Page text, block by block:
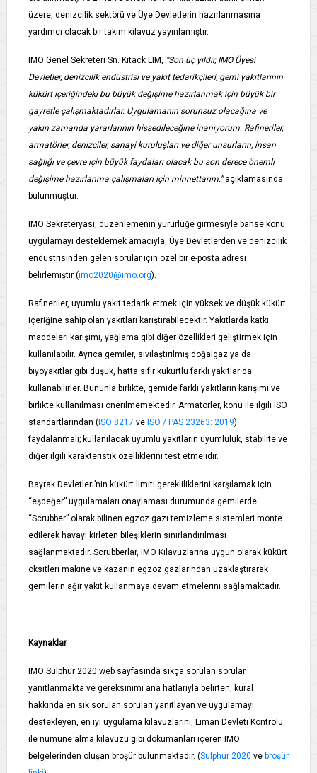
üzere, denizcilik sektörü ve Üye Devletlerin hazırlanmasına
yardımcı olacak bir takım kılavuz yayınlamıştır.
IMO Genel Sekreteri Sn. Kitack LIM, “Son üç yıldır, IMO Üyesi
Devletler, denizcilik endüstrisi ve yakıt tedarikçileri, gemi yakıtlarının
kükürt içeriğindeki bu büyük değişime hazırlanmak için büyük bir
gayretle çalışmaktadırlar. Uygulamanın sorunsuz olacağına ve
yakın zamanda yararlarının hissedileceğine inanıyorum. Rafineriler,
armatörler, denizciler, sanayi kuruluşları ve diğer unsurların, insan
sağlığı ve çevre için büyük faydaları olacak bu son derece önemli
değişime hazırlanma çalışmaları için minnettarım.”açıklamasında
bulunmuştur.
IMO Sekreteryası, düzenlemenin yürürlüğe girmesiyle bahse konu
uygulamayı desteklemek amacıyla, Üye Devletlerden ve denizcilik
endüstrisinden gelen sorular için özel bir e-posta adresi
belirlemiştir (imo2020@imo.org).
Rafineriler, uyumlu yakıt tedarik etmek için yüksek ve düşük kükürt
içeriğine sahip olan yakıtları karıştırabilecektir. Yakıtlarda katkı
maddeleri karışımı, yağlama gibi diğer özellikleri geliştirmek için
kullanılabilir. Ayrıca gemiler, sıvılaştırılmış doğalgaz ya da
biyoyakıtlar gibi düşük, hatta sıfır kükürtlü farklı yakıtlar da
kullanabilirler. Bununla birlikte, gemide farklı yakıtların karışımı ve
birlikte kullanılması önerilmemektedir. Armatörler, konu ile ilgili ISO
standartlarından (ISO 8217 ve ISO / PAS 23263: 2019)
faydalanmalı; kullanılacak uyumlu yakıtların uyumluluk, stabilite ve
diğer ilgili karakteristik özelliklerini test etmelidir.
Bayrak Devletleri’nin kükürt limiti gerekliliklerini karşılamak için
“eşdeğer” uygulamaları onaylaması durumunda gemilerde
“Scrubber” olarak bilinen egzoz gazı temizleme sistemleri monte
edilerek havayı kirleten bileşiklerin sınırlandırılması
sağlanmaktadır. Scrubberlar, IMO Kılavuzlarına uygun olarak kükürt
oksitleri makine ve kazanın egzoz gazlarından uzaklaştırarak
gemilerin ağır yakıt kullanmaya devam etmelerini sağlamaktadır.
Kaynaklar
IMO Sulphur 2020 web sayfasında sıkça sorulan sorular
yanıtlanmakta ve gereksinimi ana hatlarıyla belirten, kural
hakkında en sık sorulan soruları yanıtlayan ve uygulamayı
destekleyen, en iyi uygulama kılavuzlarını, Liman Devleti Kontrolü
ile numune alma kılavuzu gibi dokümanları içeren IMO
belgelerinden oluşan broşür bulunmaktadır. (Sulphur 2020 ve broşür